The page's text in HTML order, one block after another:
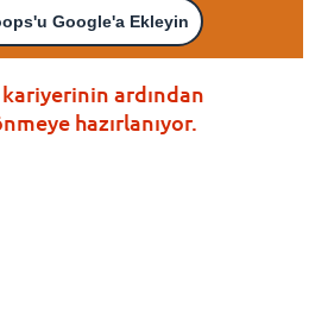
Google'a Ekleyin
kariyerinin ardından
hazırlanıyor.